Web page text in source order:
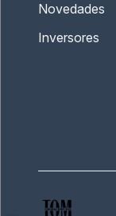
Novedades
Inversores